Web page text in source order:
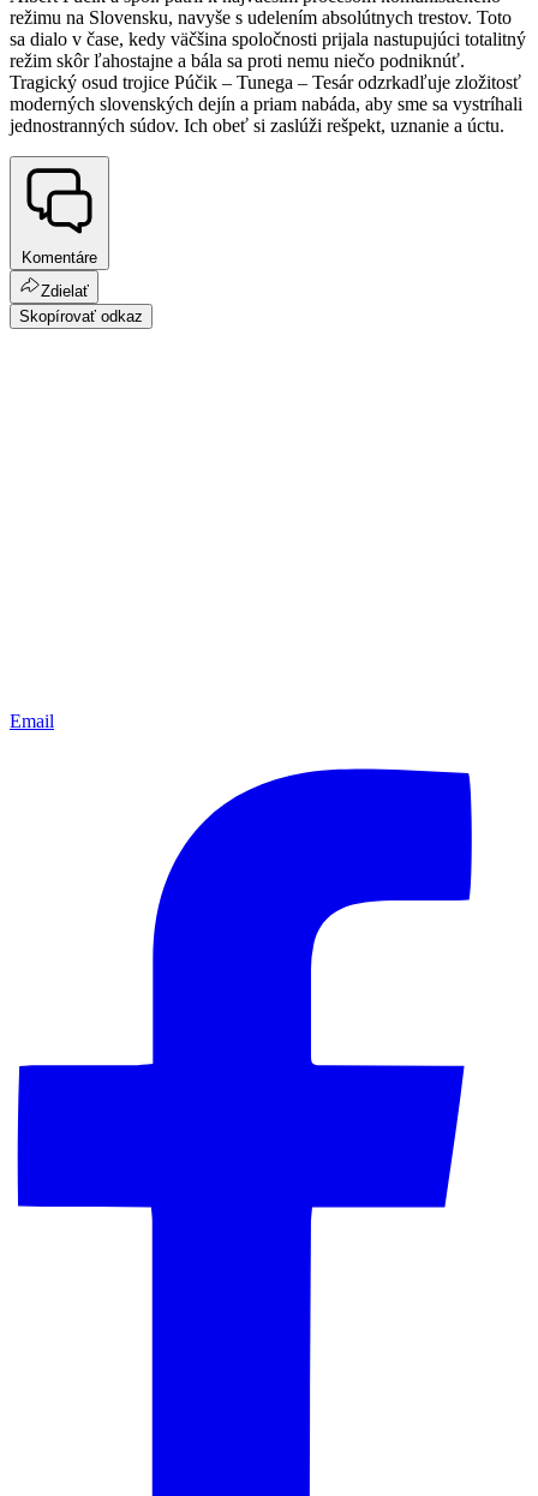
režimu na Slovensku, navyše s udelením absolútnych trestov. Toto
sa dialo v čase, kedy väčšina spoločnosti prijala nastupujúci totalitný
režim skôr ľahostajne a bála sa proti nemu niečo podniknúť.
Tragický osud trojice Púčik – Tunega – Tesár odzrkadľuje zložitosť
moderných slovenských dejín a priam nabáda, aby sme sa vystríhali
jednostranných súdov. Ich obeť si zaslúži rešpekt, uznanie a úctu.
Komentáre
Zdielať
Skopírovať odkaz
Email